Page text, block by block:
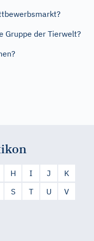
Gruppe der Tierwelt?
H I J
K
S T U
V